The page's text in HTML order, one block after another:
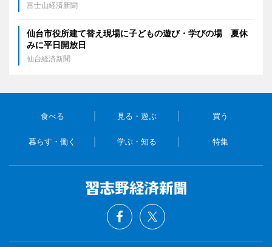
富士山経済新聞
仙台市役所建て替え現場に子どもの遊び・学びの場 夏休
みに平日開放日
仙台経済新聞
食べる 見る・遊ぶ 買う
暮らす・働く 学ぶ・知る 特集